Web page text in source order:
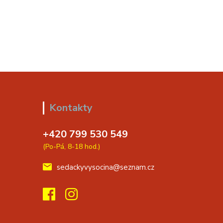
Kontakty
+420 799 530 549
(Po-Pá, 8-18 hod.)
sedackyvysocina@seznam.cz